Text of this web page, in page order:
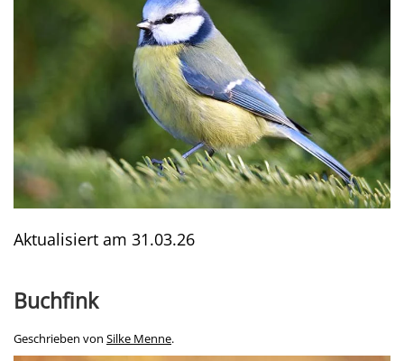
Aktualisiert am 31.03.26
Buchfink
Geschrieben von Silke Menne.